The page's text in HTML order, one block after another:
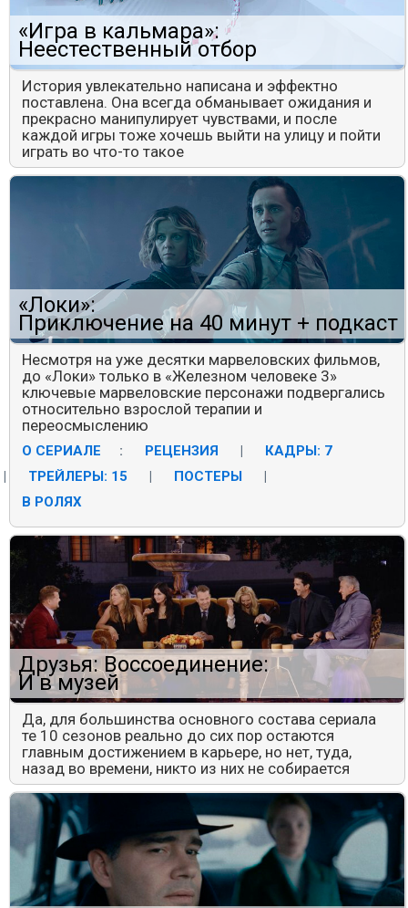
«Игра в кальмара»:
Неестественный отбор
История увлекательно написана и эффектно
поставлена. Она всегда обманывает ожидания и
прекрасно манипулирует чувствами, и после
каждой игры тоже хочешь выйти на улицу и пойти
играть во что-то такое
«Локи»:
Приключение на 40 минут + подкаст
Несмотря на уже десятки марвеловских фильмов,
до «Локи» только в «Железном человеке 3»
ключевые марвеловские персонажи подвергались
относительно взрослой терапии и
переосмыслению
О СЕРИАЛЕ : РЕЦЕНЗИЯ |
КАДРЫ: 7
|
ТРЕЙЛЕРЫ: 15 | ПОСТЕРЫ
|
В РОЛЯХ
Друзья: Воссоединение:
И в музей
Да, для большинства основного состава сериала
те 10 сезонов реально до сих пор остаются
главным достижением в карьере, но нет, туда,
назад во времени, никто из них не собирается